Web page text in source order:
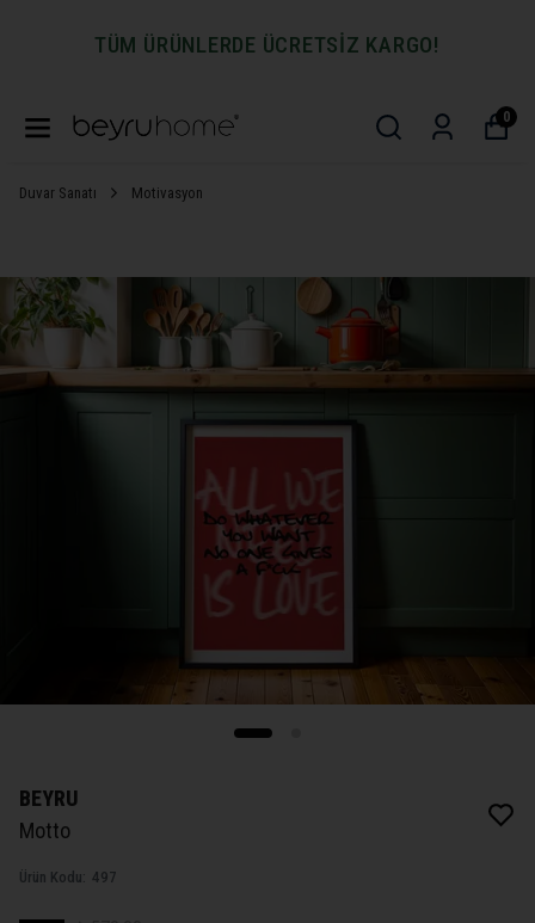
TÜM ÜRÜNLERDE ÜCRETSİZ KARGO!
0
Duvar Sanatı Motivasyon
BEYRU
Motto
Ürün Kodu: 497